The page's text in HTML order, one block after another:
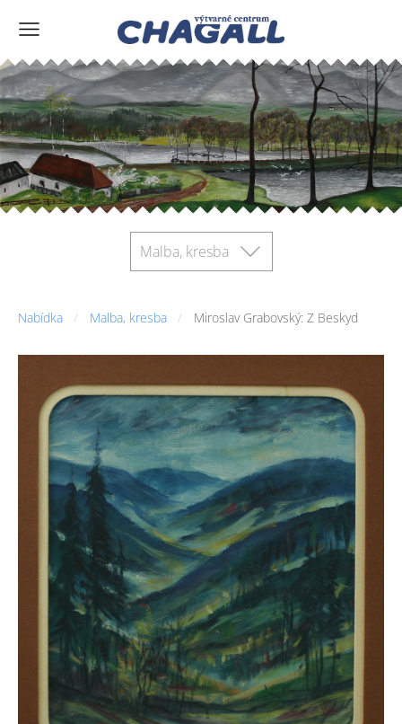
Malba, kresba
Nabídka Malba, kresba Miroslav Grabovský: Z Beskyd